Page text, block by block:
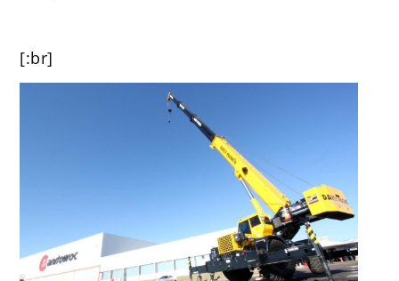
[:br]